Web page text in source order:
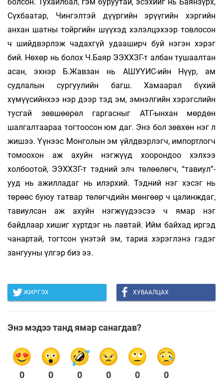
Сүхбаатар, Чингэлтэй дүүргийн эрүүгийн хэргийн
анхан шатны тойргийн шүүхэд хэлэлцэхээр товлосон
ч шийдвэрлэж чадахгүй удааширч буй нэгэн хэрэг
бий. Нөхөр нь болох Ч.Баяр ЭЭХХЗГ-т албан тушаалтан
асан, эхнэр Б.Жавзан нь АШУҮИС-ийн Нүүр, ам
судлалын сургуулийн багш. Хамаарал бүхий
хүмүүсийнхээ нэр дээр тэд эм, эмнэлгийн хэрэгслийн
тусгай зөвшөөрөл гаргасныг АТГ-ынхан мөрдөн
шалгалтаараа тогтоосон юм даг. Энэ бол зөвхөн нэг л
жишээ. Үүнээс Монголын эм үйлдвэрлэгч, импортлогч
томоохон аж ахуйн нэгжүүд хоорондоо хэлхээ
холбоотой, ЭЭХХЗГ-т тэдний элч төлөөлөгч, “тавиул”-
ууд нь ажилладаг нь илэрхий. Тэдний нэг хэсэг нь
төрөөс буюу татвар төлөгчдийн мөнгөөр ч цалинждаг,
тавиулсан аж ахуйн нэгжүүдээсээ ч ямар нэг
байдлаар хишиг хүртдэг нь лавтай. Ийм байхад иргэд
чанартай, тогтсон үнэтэй эм, тариа хэрэглэнэ гэдэг
зангууны үлгэр биз ээ.
ЖИРГЭХ ХУВААЛЦАХ
Энэ мэдээ танд ямар санагдав?
0 0 0 0 0 0